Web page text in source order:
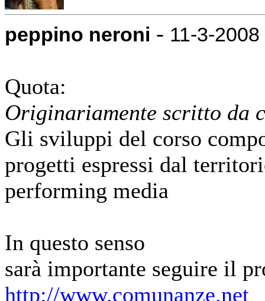
peppino neroni - 11-3-
Quota:
Originariamente scritto da
Gli sviluppi del corso
progetti espressi dal
performing media
In questo senso
sarà importante seguire il
http://www.comunanze.net